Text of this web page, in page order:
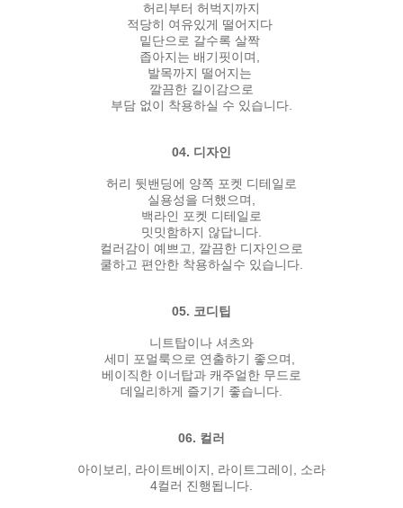
허리부터 허벅지까지
적당히 여유있게 떨어지다
밑단으로 갈수록 살짝
좁아지는 배기핏이며,
발목까지 떨어지는
깔끔한 길이감으로
부담 없이 착용하실 수 있습니다.
04. 디자인
허리 뒷밴딩에 양쪽 포켓 디테일로
실용성을 더했으며,
백라인 포켓 디테일로
밋밋함하지 않답니다.
컬러감이 예쁘고, 깔끔한 디자인으로
쿨하고 편안한 착용하실수 있습니다.
05. 코디팁
니트탑이나 셔츠와
세미 포멀룩으로 연출하기 좋으며,
베이직한 이너탑과 캐주얼한 무드로
데일리하게 즐기기 좋습니다.
06. 컬러
아이보리, 라이트베이지, 라이트그레이, 소라
4컬러 진행됩니다.